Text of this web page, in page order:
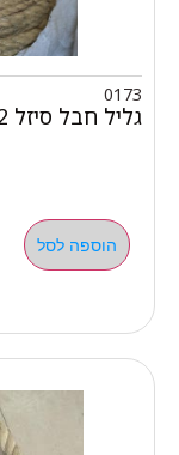
0173
גליל חבל סיזל 12 מ"מ לפחות 50 מטר האתלט
הוספה לסל